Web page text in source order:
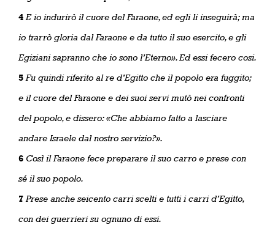
4 E io indurirò il cuore del Faraone, ed egli li inseguirà; ma
io trarrò gloria dal Faraone e da tutto il suo esercito, e gli
Egiziani sapranno che io sono l’Eterno». Ed essi fecero cosi.
5 Fu quindi riferito al re d’Egitto che il popolo era fuggito;
e il cuore del Faraone e dei suoi servi mutò nei confronti
del popolo, e dissero: «Che abbiamo fatto a lasciare
andare Israele dal nostro servizio?».
6 Così il Faraone fece preparare il suo carro e prese con
sé il suo popolo.
7 Prese anche seicento carri scelti e tutti i carri d’Egitto,
con dei guerrieri su ognuno di essi.